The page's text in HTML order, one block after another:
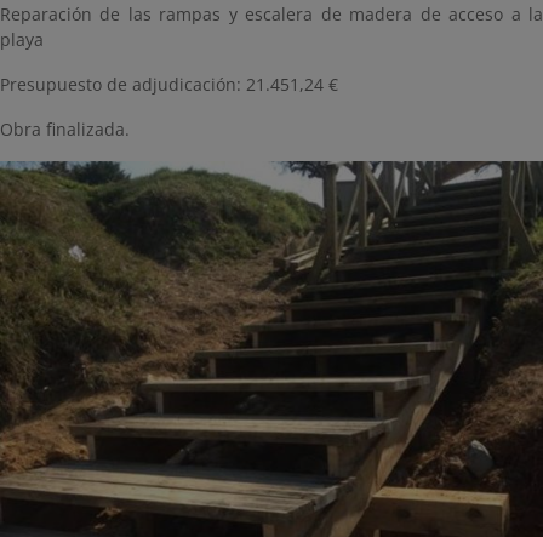
Reparación de las rampas y escalera de madera de acceso a la
playa
Presupuesto de adjudicación: 21.451,24 €
Obra finalizada.